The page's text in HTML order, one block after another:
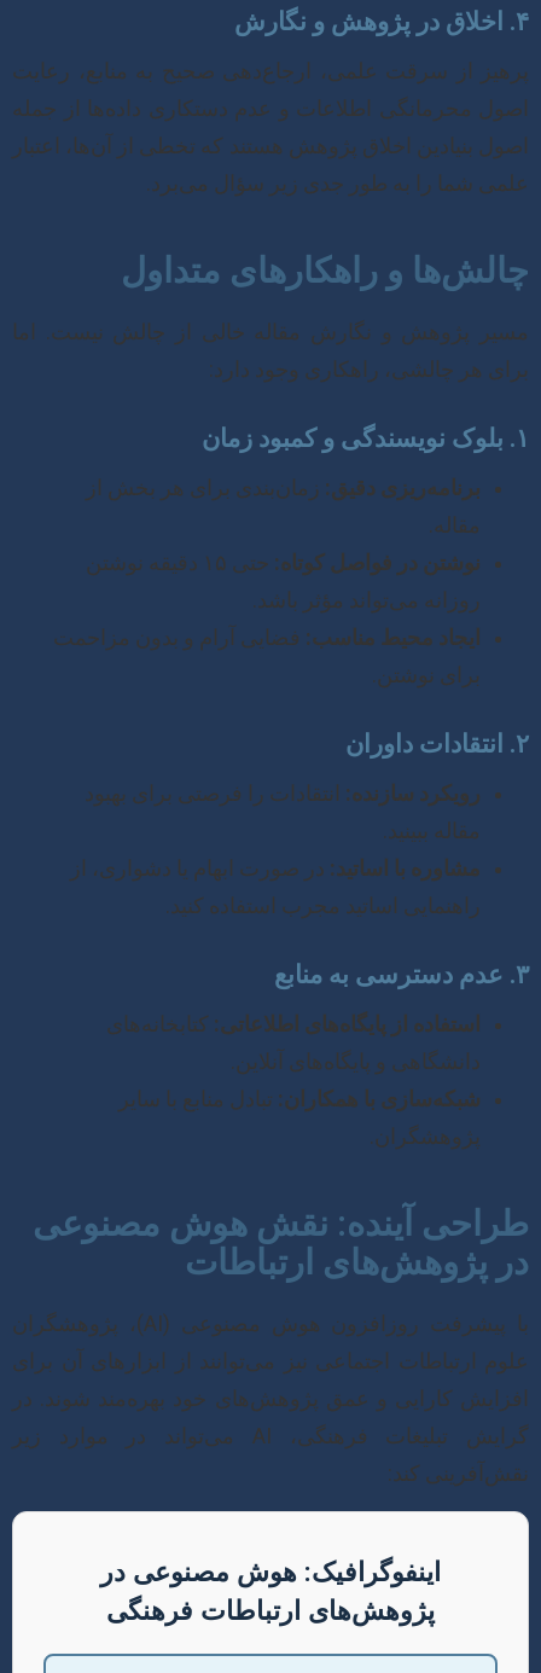
۴. اخلاق در پژوهش و نگارش
پرهیز از سرقت علمی، ارجاع‌دهی صحیح به منابع، رعایت
اصول محرمانگی اطلاعات و عدم دستکاری داده‌ها از جمله
اصول بنیادین اخلاق پژوهش هستند که تخطی از آن‌ها، اعتبار
علمی شما را به طور جدی زیر سؤال می‌برد.
چالش‌ها و راهکارهای متداول
مسیر پژوهش و نگارش مقاله خالی از چالش نیست. اما
برای هر چالشی، راهکاری وجود دارد:
۱. بلوک نویسندگی و کمبود زمان
برنامه‌ریزی دقیق: زمان‌بندی برای هر بخش از
مقاله.
نوشتن در فواصل کوتاه:
حتی ۱۵ دقیقه نوشتن
روزانه می‌تواند مؤثر باشد.
ایجاد محیط مناسب: فضایی آرام و بدون مزاحمت
برای نوشتن.
۲. انتقادات داوران
رویکرد سازنده: انتقادات را فرصتی برای بهبود
مقاله ببینید.
مشاوره با اساتید: در صورت ابهام یا دشواری، از
راهنمایی اساتید مجرب استفاده کنید.
۳. عدم دسترسی به منابع
استفاده از پایگاه‌های اطلاعاتی: کتابخانه‌های
دانشگاهی و پایگاه‌های آنلاین.
شبکه‌سازی با همکاران: تبادل منابع با سایر
پژوهشگران.
طراحی آینده: نقش هوش مصنوعی
در پژوهش‌های ارتباطات
با پیشرفت روزافزون هوش مصنوعی (AI)، پژوهشگران
علوم ارتباطات اجتماعی نیز می‌توانند از ابزارهای آن برای
افزایش کارایی و عمق پژوهش‌های خود بهره‌مند شوند. در
گرایش تبلیغات فرهنگی، AI می‌تواند در موارد زیر
نقش‌آفرینی کند:
اینفوگرافیک: هوش مصنوعی در
پژوهش‌های ارتباطات فرهنگی